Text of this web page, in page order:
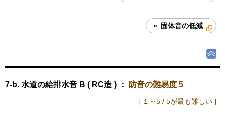
» 固体音の低減
7-b. 水道の給排水音 B ( RC造 ) ： 防音の難易度 5
[ １～5 / 5が最も難しい ]